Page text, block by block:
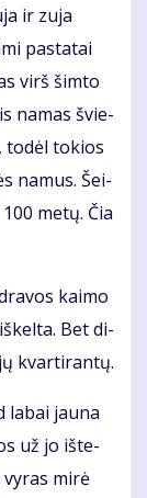
ir zu­ja
pa­sta­tai
virš šim­to
na­mas švie­
to­dėl to­kios
na­mus. Šei­
me­tų. Čia
kai­mo
Bet di­
kvar­ti­ran­tų.
la­bai jau­na
už jo iš­te­
mi­rė